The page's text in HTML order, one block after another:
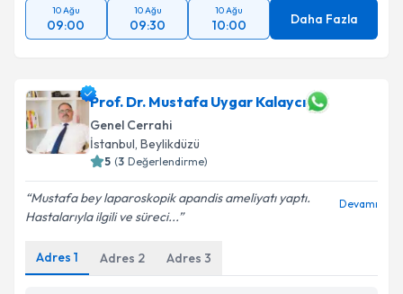
10 Ağu
09:00
10 Ağu
09:30
10 Ağu
10:00 Daha Fazla
Prof. Dr. Mustafa Uygar Kalaycı
Genel Cerrahi
İstanbul, Beylikdüzü
5 (3 Değerlendirme)
Mustafa bey laparoskopik apandis ameliyatı yaptı.
Hastalarıyla ilgili ve süreci...
Devamı
Adres 1 Adres 2 Adres 3